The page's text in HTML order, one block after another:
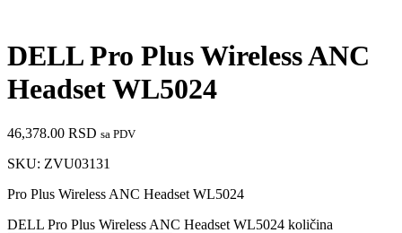
DELL Pro Plus Wireless ANC
Headset WL5024
46,378.00 RSD sa PDV
SKU: ZVU03131
Pro Plus Wireless ANC Headset WL5024
DELL Pro Plus Wireless ANC Headset WL5024 količina